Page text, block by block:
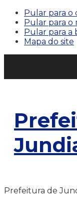
Pular para o
Pular para o
Pular para a
Mapa do site
Prefeitura de